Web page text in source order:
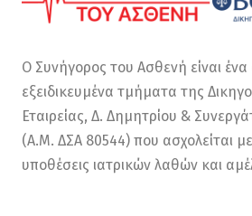
Ο Συνήγορος του Ασθενή είναι
εξειδικευμένα τμήματα της
Εταιρείας, Δ. Δημητρίου &
(Α.Μ. ΔΣΑ 80544) που ασχολείται με
υποθέσεις ιατρικών λαθών και